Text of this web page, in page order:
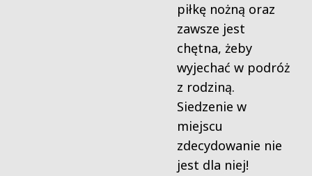
piłkę nożną oraz
zawsze jest
chętna, żeby
wyjechać w podróż
z rodziną.
Siedzenie w
miejscu
zdecydowanie nie
jest dla niej!